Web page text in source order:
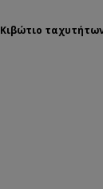
Κιβώτιο